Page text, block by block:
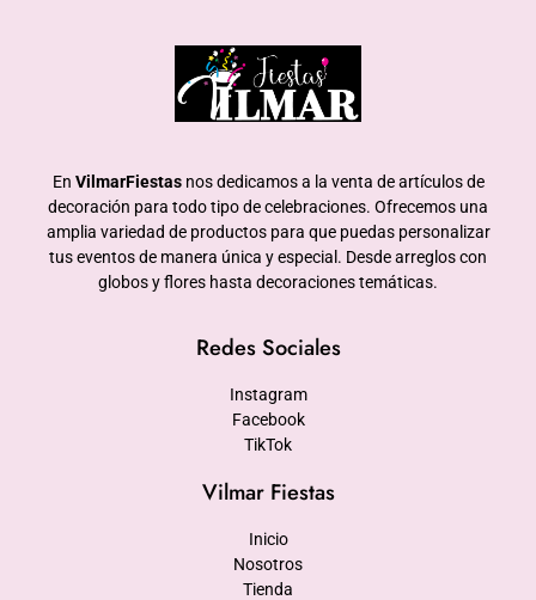
En VilmarFiestasnos dedicamos a la venta de artículos de
decoración para todo tipo de celebraciones. Ofrecemos una
amplia variedad de productos para que puedas personalizar
tus eventos de manera única y especial. Desde arreglos con
globos y flores hasta decoraciones temáticas.
Redes Sociales
Instagram
Facebook
TikTok
Vilmar Fiestas
Inicio
Nosotros
Tienda